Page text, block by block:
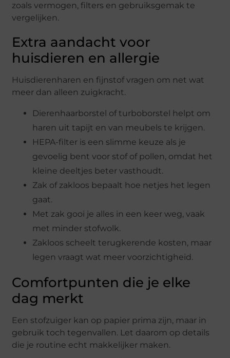
zoals vermogen, filters en gebruiksgemak te
vergelijken.
Extra aandacht voor
huisdieren en allergie
Huisdierenharen en fijnstof vragen om net wat
meer dan alleen zuigkracht.
Dierenhaarborstel of turboborstel helpt om
haren uit tapijt en van meubels te krijgen.
HEPA-filter is een slimme keuze als je
gevoelig bent voor stof of pollen, omdat het
kleine deeltjes beter vasthoudt.
Zak of zakloos bepaalt hoe netjes het legen
gaat.
Met zak gooi je alles in een keer weg, vaak
met minder stofwolk.
Zakloos scheelt terugkerende kosten, maar
legen vraagt wat meer voorzichtigheid.
Comfortpunten die je elke
dag merkt
Een stofzuiger kan op papier prima zijn, maar in
gebruik toch tegenvallen. Let daarom op details
die je routine echt makkelijker maken.